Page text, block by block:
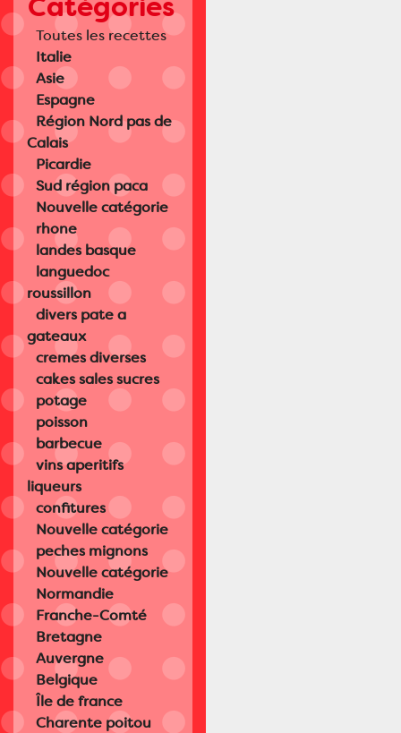
Catégories
Toutes les recettes
Italie
Asie
Espagne
Région Nord pas de
Calais
Picardie
Sud région paca
Nouvelle catégorie
rhone
landes basque
languedoc
roussillon
divers pate a
gateaux
cremes diverses
cakes sales sucres
potage
poisson
barbecue
vins aperitifs
liqueurs
confitures
Nouvelle catégorie
peches mignons
Nouvelle catégorie
Normandie
Franche-Comté
Bretagne
Auvergne
Belgique
Île de france
Charente poitou